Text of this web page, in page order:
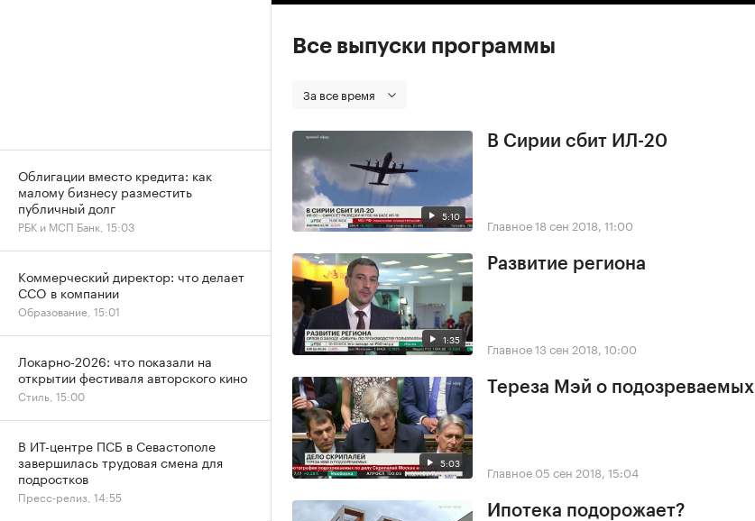
Все выпуски программы
За все время
5:10
В Сирии сбит ИЛ-20
Главное18 сен 2018, 11:00
1:35
Развитие региона
Главное13 сен 2018, 10:00
5:03
Тереза Мэй о подозреваемых
Главное 05 сен 2018, 15:04
Ипотека подорожает?
Облигации вместо кредита: как
малому бизнесу разместить
публичный долг
РБК и МСП Банк, 15:03
Коммерческий директор: что делает
CCO в компании
Образование, 15:01
Локарно-2026: что показали на
открытии фестиваля авторского кино
Стиль, 15:00
В ИТ-центре ПСБ в Севастополе
завершилась трудовая смена для
подростков
Пресс-релиз, 14:55